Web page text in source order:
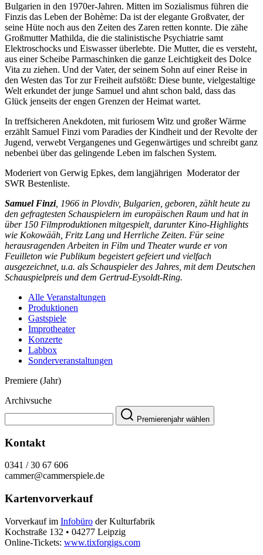
Bulgarien in den 1970er-Jahren. Mitten im Sozialismus führen die
Finzis das Leben der Bohème: Da ist der elegante Großvater, der
seine Hüte noch aus den Zeiten des Zaren retten konnte. Die zähe
Großmutter Mathilda, die die stalinistische Psychiatrie samt
Elektroschocks und Eiswasser überlebte. Die Mutter, die es versteht,
aus einer Scheibe Parmaschinken die ganze Leichtigkeit des Dolce
Vita zu ziehen. Und der Vater, der seinem Sohn auf einer Reise in
den Westen das Tor zur Freiheit aufstößt: Diese bunte, vielgestaltige
Welt erkundet der junge Samuel und ahnt schon bald, dass das
Glück jenseits der engen Grenzen der Heimat wartet.
In treffsicheren Anekdoten, mit furiosem Witz und großer Wärme
erzählt Samuel Finzi vom Paradies der Kindheit und der Revolte der
Jugend, verwebt Vergangenes und Gegenwärtiges und schreibt ganz
nebenbei über das gelingende Leben im falschen System.
Moderiert von Gerwig Epkes, dem langjährigen Moderator der
SWR Bestenliste.
Samuel Finzi, 1966 in Plovdiv, Bulgarien, geboren, zählt heute zu
den gefragtesten Schauspielern im europäischen Raum und hat in
über 150 Filmproduktionen mitgespielt, darunter Kino-Highlights
wie Kokowääh, Fritz Lang und Herrliche Zeiten. Für seine
herausragenden Arbeiten in Film und Theater wurde er von
Feuilleton wie Publikum begeistert gefeiert und vielfach
ausgezeichnet, u.a. als Schauspieler des Jahres, mit dem Deutschen
Schauspielpreis und dem Gertrud-Eysoldt-Ring.
Alle Veranstaltungen
Produktionen
Gastspiele
Improtheater
Konzerte
Labbox
Sonderveranstaltungen
Premiere (Jahr)
Archivsuche
Premierenjahr wählen
Kontakt
0341 / 30 67 606
cammer@cammerspiele.de
Kartenvorverkauf
Vorverkauf im Infobüro der Kulturfabrik
Kochstraße 132 • 04277 Leipzig
Online-Tickets: www.tixforgigs.com